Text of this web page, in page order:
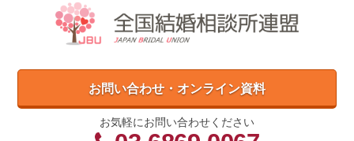
お問い合わせ・オンライン資料
お気軽にお問い合わせください